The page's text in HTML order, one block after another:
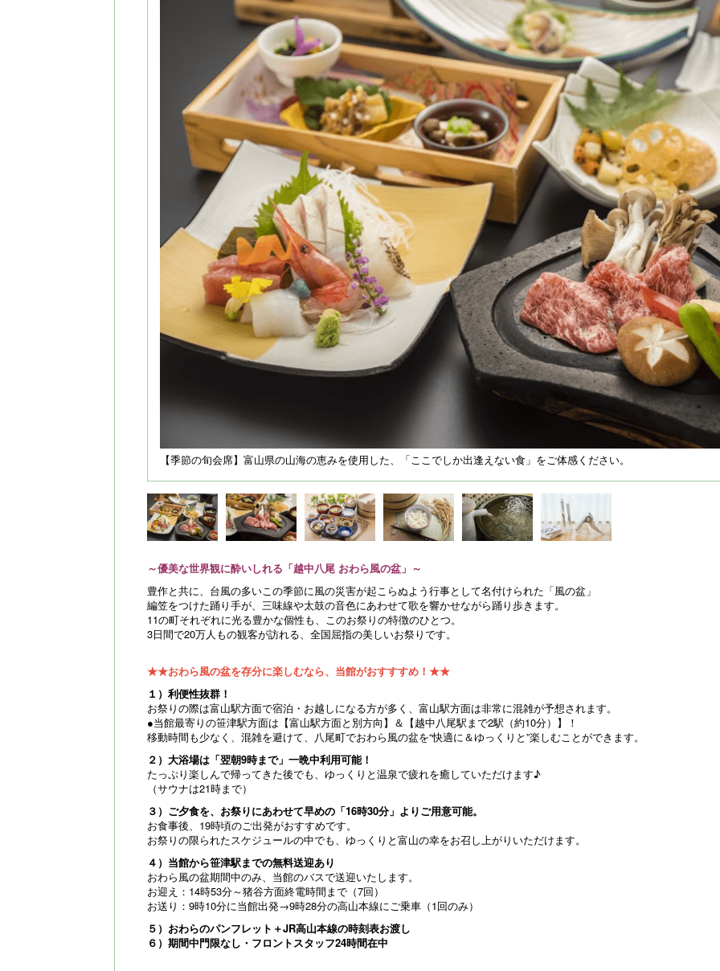
【季節の旬会席】富山県の山海の恵みを使用した、「ここでしか出逢えない食」をご体感ください。
～優美な世界観に酔いしれる「越中八尾 おわら風の盆」～
豊作と共に、台風の多いこの季節に風の災害が起こらぬよう行事として名付けられた「風の盆」
編笠をつけた踊り手が、三味線や太鼓の音色にあわせて歌を響かせながら踊り歩きます。
11の町それぞれに光る豊かな個性も、このお祭りの特徴のひとつ。
3日間で20万人もの観客が訪れる、全国屈指の美しいお祭りです。
★★おわら風の盆を存分に楽しむなら、当館がおすすすめ！★★
１）利便性抜群！
お祭りの際は富山駅方面で宿泊・お越しになる方が多く、富山駅方面は非常に混雑が予想されます。
●当館最寄りの笹津駅方面は【富山駅方面と別方向】＆【越中八尾駅まで2駅（約10分）】！
移動時間も少なく、混雑を避けて、八尾町でおわら風の盆を“快適に＆ゆっくりと”楽しむことができます。
２）大浴場は「翌朝9時まで」一晩中利用可能！
たっぷり楽しんで帰ってきた後でも、ゆっくりと温泉で疲れを癒していただけます♪
（サウナは21時まで）
３）ご夕食を、お祭りにあわせて早めの「16時30分」よりご用意可能。
お食事後、19時頃のご出発がおすすめです。
お祭りの限られたスケジュールの中でも、ゆっくりと富山の幸をお召し上がりいただけます。
４）当館から笹津駅までの無料送迎あり
おわら風の盆期間中のみ、当館のバスで送迎いたします。
お迎え：14時53分～猪谷方面終電時間まで（7回）
お送り：9時10分に当館出発→9時28分の高山本線にご乗車（1回のみ）
５）おわらのパンフレット＋JR高山本線の時刻表お渡し
６）期間中門限なし・フロントスタッフ24時間在中